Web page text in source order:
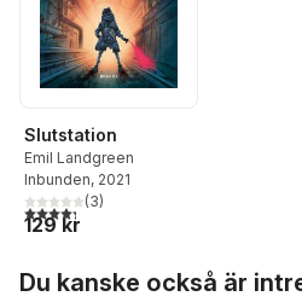
Slutstation
Emil Landgreen
Inbunden, 2021
4,3utav 5 stjärnor. Totalt antal röster:
(3)
129 kr
Du kanske också är